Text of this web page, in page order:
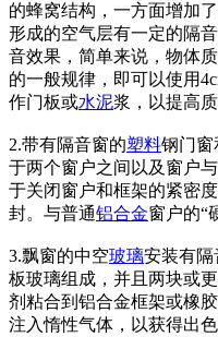
的蜂窝结构，一方面增加
形成的空气层有一定的隔
音效果，简单来说，物体
的一般规律，即可以使用
作门板或水泥浆，以提高
2.带有隔音窗的塑料钢门窗
于两个窗户之间以及窗户
于关闭窗户和框架的紧密
封。与普通铝合金窗户的“
3.飘窗的中空玻璃安装有隔
板玻璃组成，并且两块或
剂粘合到铝合金框架或橡
注入惰性气体，以获得出